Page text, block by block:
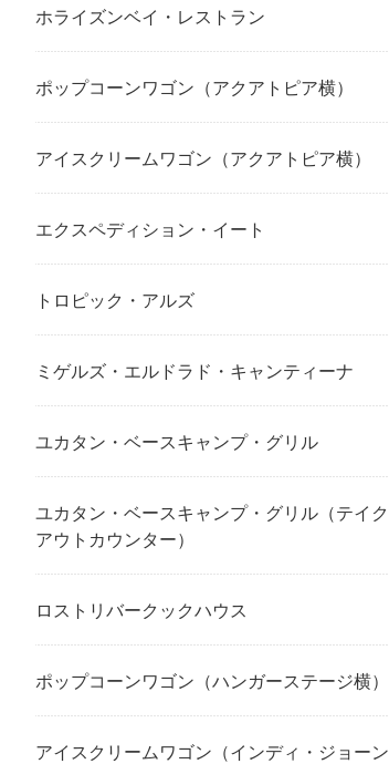
ホライズンベイ・レストラン
ポップコーンワゴン（アクアトピア横）
アイスクリームワゴン（アクアトピア横）
エクスペディション・イート
トロピック・アルズ
ミゲルズ・エルドラド・キャンティーナ
ユカタン・ベースキャンプ・グリル
ユカタン・ベースキャンプ・グリル（テイク
アウトカウンター）
ロストリバークックハウス
ポップコーンワゴン（ハンガーステージ横）
アイスクリームワゴン（インディ・ジョーン